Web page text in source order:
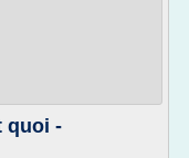
quoi -